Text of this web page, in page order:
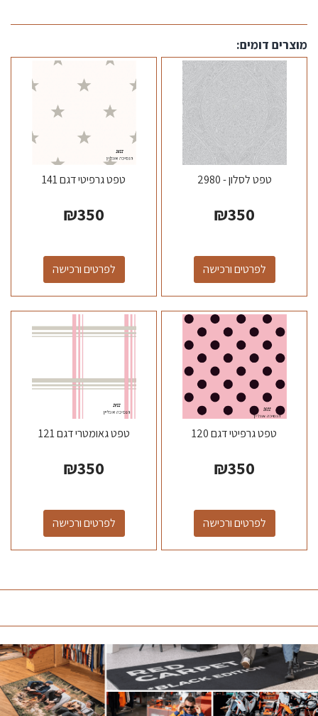
מוצרים דומים:
טפט לסלון - 2980
₪350
לפרטים ורכישה
טפט גרפיטי דגם 141
₪350
לפרטים ורכישה
טפט גרפיטי דגם 120
₪350
לפרטים ורכישה
טפט גאומטרי דגם 121
₪350
לפרטים ורכישה